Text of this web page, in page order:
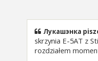
Лукашэнка
skrzynia E-5AT z
rozdziałem